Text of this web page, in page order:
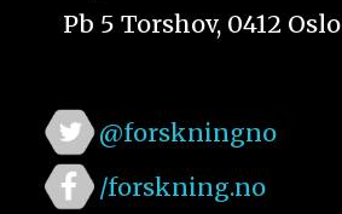
Pb 5 Torshov, 0412 Oslo
@forskningno
/forskning.no